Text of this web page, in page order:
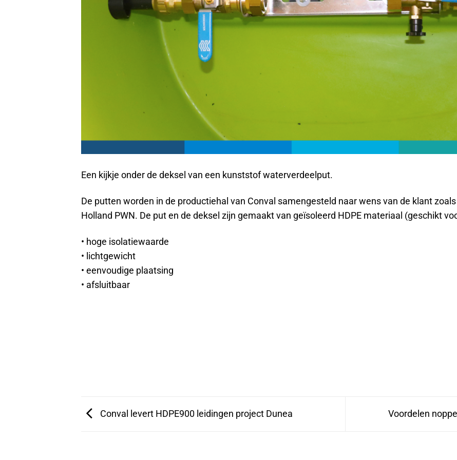
Een kijkje onder de deksel van een kunststof waterverdeelput.
De putten worden in de productiehal van Conval samengesteld naar wens van de klant
Holland PWN. De put en de deksel zijn gemaakt van geïsoleerd HDPE materiaal (geschikt
• hoge isolatiewaarde
• lichtgewicht
• eenvoudige plaatsing
• afsluitbaar
Conval levert HDPE900 leidingen project Dunea Voordelen